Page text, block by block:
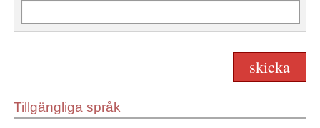
Tillgängliga språk